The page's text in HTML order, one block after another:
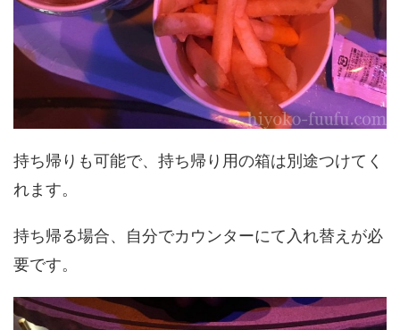
持ち帰りも可能で、持ち帰り用の箱は別途つけてく
れます。
持ち帰る場合、自分でカウンターにて入れ替えが必
要です。